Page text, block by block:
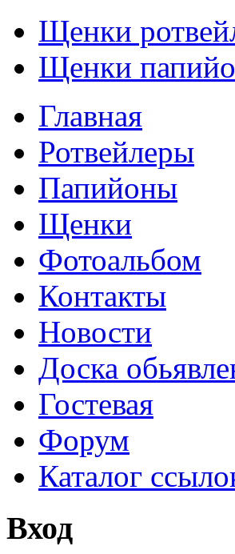
Щенки
Щенки
Главная
Ротвейлеры
Папийоны
Щенки
Фотоальбом
Контакты
Новости
Доска
Гостевая
Форум
Каталог
Вход